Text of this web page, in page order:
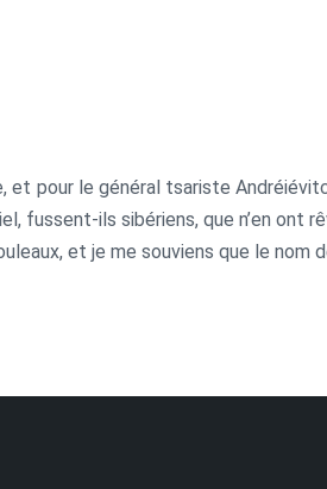
et pour le général tsariste
fussent-ils sibériens, que n’en ont
et je me souviens que le nom